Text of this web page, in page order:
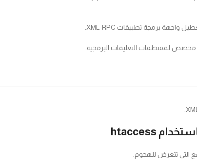
لمقتطفات التعليمات البرمجية.
التي تتعرض للهجوم.